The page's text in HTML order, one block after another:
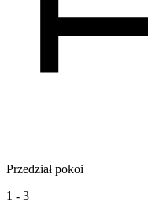
Przedział pokoi
1 - 3